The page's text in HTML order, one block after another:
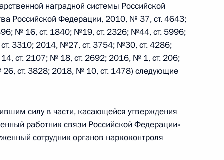
в статью ЗЗЗ-35 части второй Налогового
морского парада
наградной системы Российской
Российской Федерации, 2010, № 37, ст. 4643;
№ 16, ст. 1840; №19, ст. 2326; №44, ст. 5996;
3310; 2014, №27, ст. 3754; №30, ст. 4286;
ст. 2107; № 18, ст. 2692; 2016, № 1, ст. 206;
ст. 3828; 2018, № 10, ст. 1478) следующие
силу в части, касающейся утверждения
работник связи Российской Федерации»
сотрудник органов наркоконтроля